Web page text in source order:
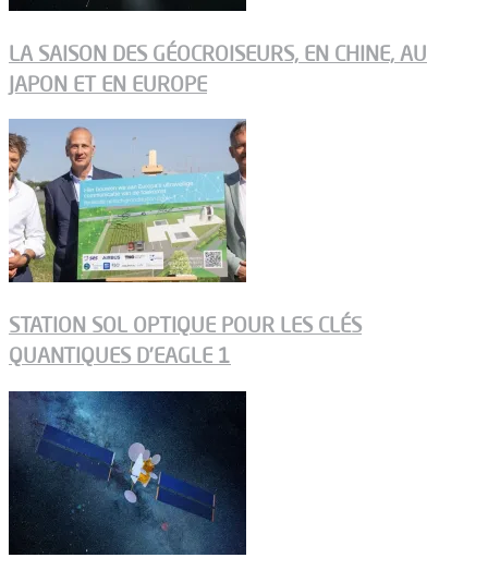
LA SAISON DES GÉOCROISEURS, EN CHINE, AU
JAPON ET EN EUROPE
STATION SOL OPTIQUE POUR LES CLÉS
QUANTIQUES D’EAGLE 1